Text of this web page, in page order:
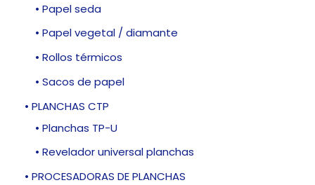
• Papel seda
• Papel vegetal / diamante
• Rollos térmicos
• Sacos de papel
• PLANCHAS CTP
• Planchas TP-U
• Revelador universal planchas
• PROCESADORAS DE PLANCHAS